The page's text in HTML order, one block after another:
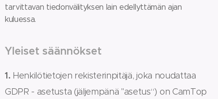
tarvittavan tiedonvälityksen lain edellyttämän ajan
kuluessa.
Yleiset säännökset
1. Henkilötietojen rekisterinpitäjä, joka noudattaa
GDPR - asetusta (jäljempänä "asetus“) on CamTop